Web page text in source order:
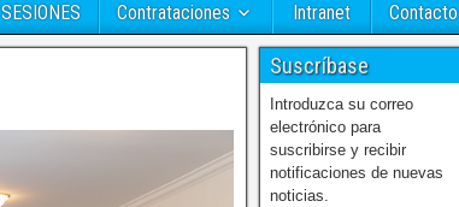
SESIONES Contrataciones Intranet Contacto
Suscríbase
Introduzca su correo
electrónico para
suscribirse y recibir
notificaciones de nuevas
noticias.